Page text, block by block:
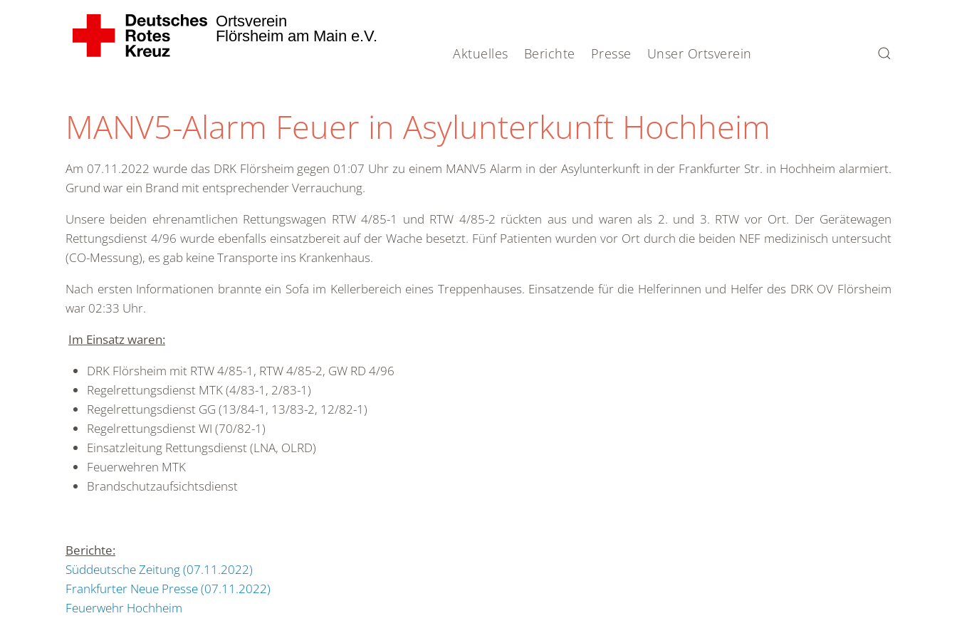
Zum Hauptinhalt springen
Ortsverein
Flörsheim am Main e.V.
Aktuelles
Berichte Presse Unser Ortsverein
MANV5-Alarm Feuer in Asylunterkunft Hochheim
Am 07.11.2022 wurde das DRK Flörsheim gegen 01:07 Uhr zu einem MANV5 Alarm in der Asylunterkunft in der Frankfurter Str. in Hochheim alarmiert.
Grund war ein Brand mit entsprechender Verrauchung.
Unsere beiden ehrenamtlichen Rettungswagen RTW 4/85-1 und RTW 4/85-2 rückten aus und waren als 2. und 3. RTW vor Ort. Der Gerätewagen
Rettungsdienst 4/96 wurde ebenfalls einsatzbereit auf der Wache besetzt. Fünf Patienten wurden vor Ort durch die beiden NEF medizinisch untersucht
(CO-Messung), es gab keine Transporte ins Krankenhaus.
Nach ersten Informationen brannte ein Sofa im Kellerbereich eines Treppenhauses. Einsatzende für die Helferinnen und Helfer des DRK OV Flörsheim
war 02:33 Uhr.
Im Einsatz waren:
DRK Flörsheim mit RTW 4/85-1, RTW 4/85-2, GW RD 4/96
Regelrettungsdienst MTK (4/83-1, 2/83-1)
Regelrettungsdienst GG (13/84-1, 13/83-2, 12/82-1)
Regelrettungsdienst WI (70/82-1)
Einsatzleitung Rettungsdienst (LNA, OLRD)
Feuerwehren MTK
Brandschutzaufsichtsdienst
Berichte:
Süddeutsche Zeitung (07.11.2022)
Frankfurter Neue Presse (07.11.2022)
Feuerwehr Hochheim